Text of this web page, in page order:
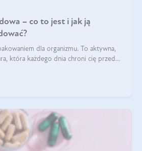
– co to jest i jak ją
dla organizmu. To aktywna,
która każdego dnia chroni cię przed